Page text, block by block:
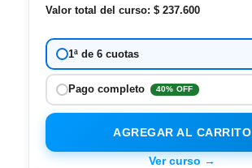
Valor total del curso: $ 237.600
1ª de 6 cuotas
Pago completo 40% OFF
AGREGAR AL CARRITO
Ver curso →